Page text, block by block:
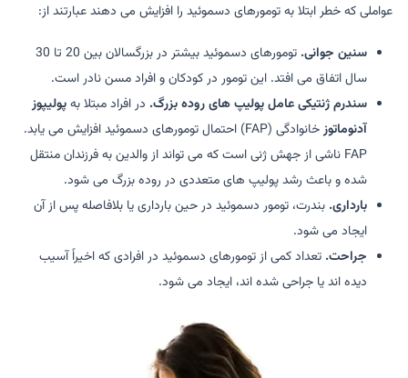
عواملی که خطر ابتلا به تومورهای دسموئید را افزایش می دهند عبارتند از:
سنین جوانی.
تومورهای دسموئید بیشتر در بزرگسالان بین 20 تا 30
سال اتفاق می افتد. این تومور در کودکان و افراد مسن نادر است.
سندرم ژنتیکی عامل پولیپ های روده بزرگ. در افراد مبتلا بهپولیپوز
آدنوماتوز
خانوادگی (FAP) احتمال تومورهای دسموئید افزایش می یابد.
FAP ناشی از جهش ژنی است که می تواند از والدین به فرزندان منتقل
شده و باعث رشد پولیپ های متعددی در روده بزرگ می شود.
بارداری. بندرت، تومور دسموئید در حین بارداری یا بلافاصله پس از آن
ایجاد می شود.
جراحت. تعداد کمی از تومورهای دسموئید در افرادی که اخیراً آسیب
دیده اند یا جراحی شده اند، ایجاد می شود.